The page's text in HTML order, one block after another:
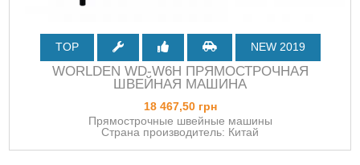
TOP NEW 2019
WORLDEN WD-W6H ПРЯМОСТРОЧНАЯ
ШВЕЙНАЯ МАШИНА
18 467,50 грн
Прямострочные швейные машины
Страна производитель: Китай